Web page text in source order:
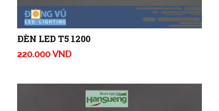
ĐÈN LED T5 1200
220.000 VND